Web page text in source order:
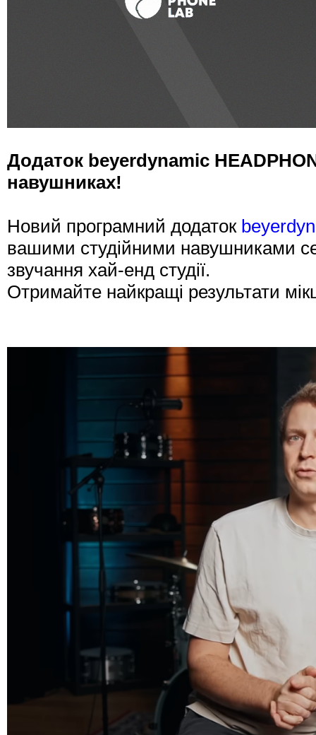
Додаток beyerdynamic
навушниках!
Новий програмний додаток
вашими студійними навушниками
звучання хай-енд студії.
Отримайте найкращі результати